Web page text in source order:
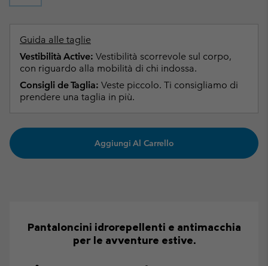
Guida alle taglie
Vestibilità Active: Vestibilità scorrevole sul corpo,
con riguardo alla mobilità di chi indossa.
Consigli de Taglia: Veste piccolo. Ti consigliamo di
prendere una taglia in più.
Aggiungi Al Carrello
Pantaloncini idrorepellenti e antimacchia
per le avventure estive.